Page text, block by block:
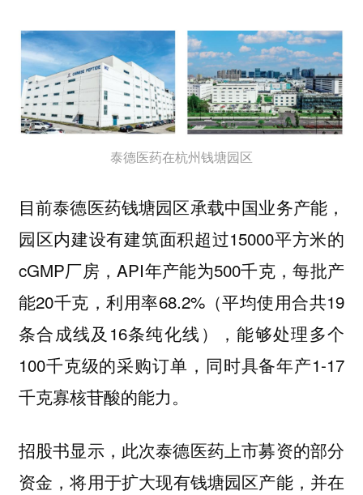
泰德医药在杭州钱塘园区
目前泰德医药钱塘园区承载中国业务产能，
园区内建设有建筑面积超过15000平方米的
cGMP厂房，API年产能为500千克，每批产
能20千克，利用率68.2%（平均使用合共19
条合成线及16条纯化线），能够处理多个
100千克级的采购订单，同时具备年产1-17
千克寡核苷酸的能力。
招股书显示，此次泰德医药上市募资的部分
资金，将用于扩大现有钱塘园区产能，并在